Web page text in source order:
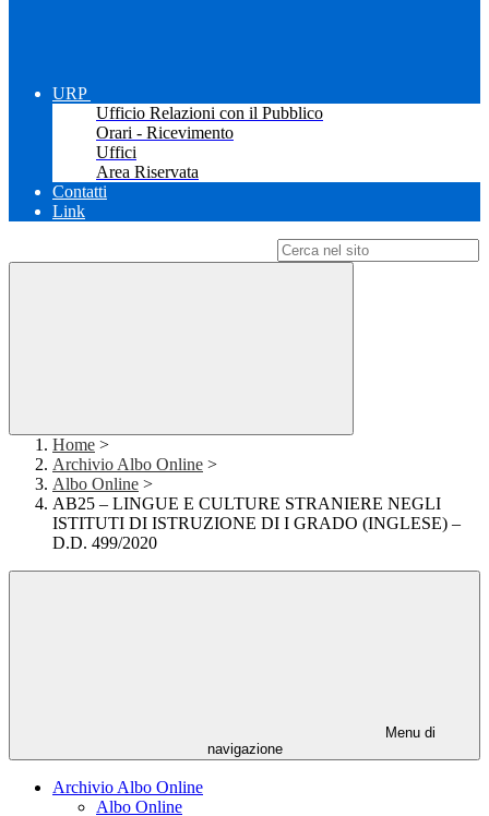
URP
Ufficio Relazioni con il Pubblico
Orari - Ricevimento
Uffici
Area Riservata
Contatti
Link
Home >
Archivio Albo Online >
Albo Online >
AB25 – LINGUE E CULTURE STRANIERE NEGLI
ISTITUTI DI ISTRUZIONE DI I GRADO (INGLESE) –
D.D. 499/2020
Menu di
navigazione
Archivio Albo Online
Albo Online